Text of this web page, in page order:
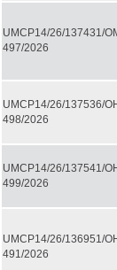
UMCP14/26/137431/
497/2026
UMCP14/26/137536/
498/2026
UMCP14/26/137541/
499/2026
UMCP14/26/136951/
491/2026